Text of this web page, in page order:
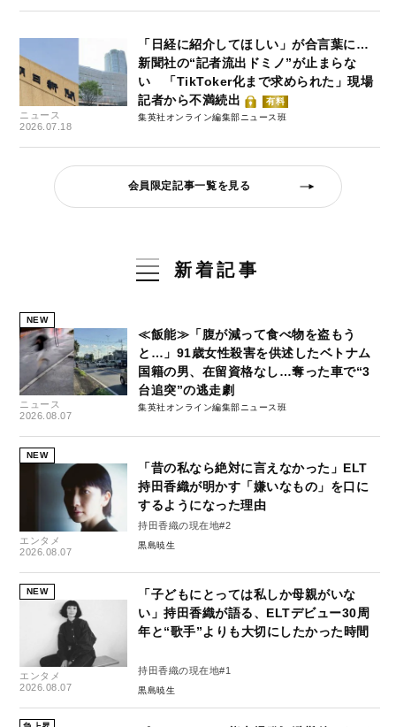
ニュース
2026.07.18
「日経に紹介してほしい」が合言葉に…
新聞社の“記者流出ドミノ”が止まらな
い 「TikToker化まで求められた」現場
記者から不満続出
有料
集英社オンライン編集部ニュース班
会員限定記事一覧を見る
新着記事
NEW
ニュース
2026.08.07
≪飯能≫「腹が減って食べ物を盗もう
と…」91歳女性殺害を供述したベトナム
国籍の男、在留資格なし…奪った車で“3
台追突”の逃走劇
集英社オンライン編集部ニュース班
NEW
エンタメ
2026.08.07
「昔の私なら絶対に言えなかった」ELT
持田香織が明かす「嫌いなもの」を口に
するようになった理由
持田香織の現在地#2
黒島暁生
NEW
エンタメ
2026.08.07
「子どもにとっては私しか母親がいな
い」持田香織が語る、ELTデビュー30周
年と“歌手”よりも大切にしたかった時間
持田香織の現在地#1
黒島暁生